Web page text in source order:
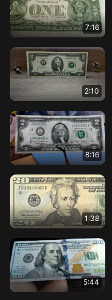
7:16
2:10
8:16
1:38
5:44